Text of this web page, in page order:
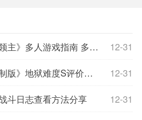
12-31
人游戏指南 多人游戏全职业图鉴
12-31
S评价视频流程 地狱难度速通视频攻略
12-31
斗日志查看方法分享